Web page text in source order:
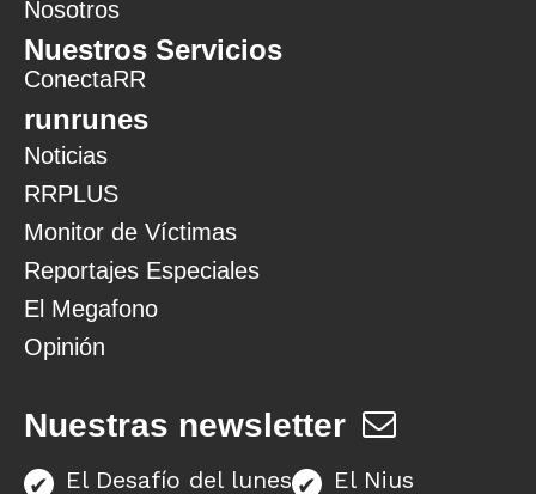
Nosotros
Nuestros Servicios
ConectaRR
runrunes
Noticias
RRPLUS
Monitor de Víctimas
Reportajes Especiales
El Megafono
Opinión
Nuestras newsletter
El Desafío del lunes El Nius